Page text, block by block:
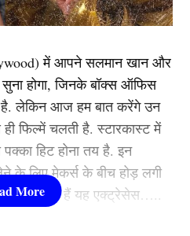
पहुंच चुकी थी, जिसे मैच जीतने
में भी बल्लेबाजी जारी रखी
बाद जब प्रेस कॉन्फ्रेंस में कोच
किया गया, तो उनका
ने कहा कि वे भारतीय टीम को
थे। लेकिन इस दौरान उन्होंने एक
में आपने सलमान खान और
होगा, जिनके बॉक्स ऑफिस
लेकिन आज हम बात करेंगे उन
फिल्में चलती है. स्टारकास्ट में
पक्का हिट होना तय है. इन
के लिए मेकर्स के बीच होड़ लगी
हैं कौन-कौन हैं यह एक्ट्रेसेस…..